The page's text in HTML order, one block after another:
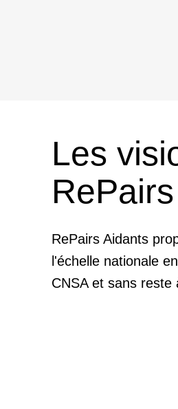
Les
RePairs Aidants
l'échelle nationale
CNSA et sans reste